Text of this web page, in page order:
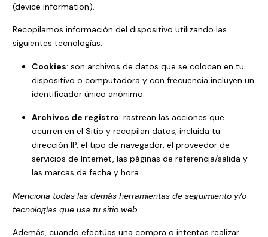
(device information).
Recopilamos información del dispositivo utilizando las
siguientes tecnologías:
Cookies: son archivos de datos que se colocan en tu
dispositivo o computadora y con frecuencia incluyen un
identificador único anónimo.
Archivos de registro: rastrean las acciones que
ocurren en el Sitio y recopilan datos, incluida tu
dirección IP, el tipo de navegador, el proveedor de
servicios de Internet, las páginas de referencia/salida y
las marcas de fecha y hora.
Menciona todas las demás herramientas de seguimiento y/o
tecnologías que usa tu sitio web.
Además, cuando efectúas una compra o intentas realizar